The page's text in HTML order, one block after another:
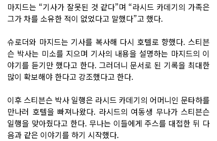
마지드는 “기사가 잘못된 것 같다”며 “라시드 카데기의 가족은
그가 차를 소유한 적이 없었다고 말했다”고 했다.
슈로더와 마지드는 기사를 복사해 다시 호텔로 향했다. 스티븐
슨 박사는 미소를 지으며 기사의 내용을 설명하는 마지드의 이
야기를 듣기만 했다고 한다. 그러더니 문서로 된 기록을 최대한
많이 확보해야 한다고 강조했다고 한다.
이후 스티븐슨 박사 일행은 라시드 카데기의 어머니인 문타하를
만나러 호텔을 빠져나왔다. 라시드의 여동생 무나가 스티븐슨
일행을 맞아줬다고 한다. 무나는 이들에게 주스를 대접한 뒤 다
음과 같은 이야기를 하기 시작했다.